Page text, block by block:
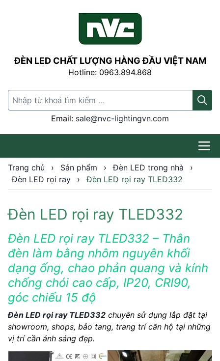
ĐÈN LED CHẤT LƯỢNG HÀNG ĐẦU VIỆT NAM
Hotline: 0963.894.868
Search for:
Email: sale@nvc-lightingvn.com
Trang chủ › Sản phẩm › Đèn LED trong nhà
›
Đèn LED rọi ray
› Đèn LED rọi ray TLED332
Đèn LED rọi ray TLED332
Đèn LED rọi ray TLED332 – Thân
đèn làm bằng nhôm nguyên khối
dạng ống, chao phản quang và kính
chống chói cao cấp, IP20, CRI90,
góc chiếu 15 độ
Đèn LED rọi ray TLED332 chuyên sử dụng lắp đặt tại
showroom, shops, bảo tang, trang trí căn hộ tại những
vị trí cần ánh sáng đẹp.